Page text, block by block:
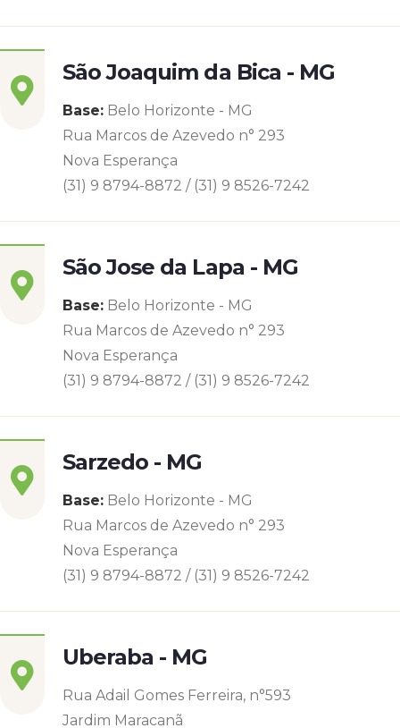
São Joaquim da Bica - MG
Base: Belo Horizonte - MG
Rua Marcos de Azevedo n° 293
Nova Esperança
(31) 9 8794-8872 / (31) 9 8526-7242
São Jose da Lapa - MG
Base: Belo Horizonte - MG
Rua Marcos de Azevedo n° 293
Nova Esperança
(31) 9 8794-8872 / (31) 9 8526-7242
Sarzedo - MG
Base: Belo Horizonte - MG
Rua Marcos de Azevedo n° 293
Nova Esperança
(31) 9 8794-8872 / (31) 9 8526-7242
Uberaba - MG
Rua Adail Gomes Ferreira, n°593
Jardim Maracanã